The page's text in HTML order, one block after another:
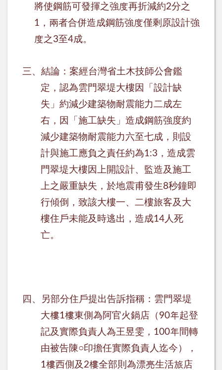
將使鋼筋可發揮之強度再折減約2分之
1 ，兩者合併造成鋼筋強度僅剩原設計強
度之 3至4成。
三、 結論：案經台灣省土木技師公會鑑
定，認為雲門翠堤大樓因「設計缺
失」約減少建築物耐震能力二成左
右，因「施工缺失」造成鋼筋強度約
減少建築物耐震能力六至七成，則設
計與施工應負之責任約為1:3 ，造成雲
門翠堤大樓因上開設計、監造及施工
上之嚴重缺失，於地震甫發生8秒鐘即
行傾倒，致該大樓一、二樓旅客及大
樓住戶未能及時逃出，造成14 人死
亡。
四、另部分住戶提出告訴指稱： 雲門翠堤
大樓1樓東側為阿官火鍋店（ 90年起登
記及實際負責人為王昱雯， 100年間轉
由被告陳○印擔任實際負責人迄今），
1樓西側及 2樓全部則為漂亮生活旅店